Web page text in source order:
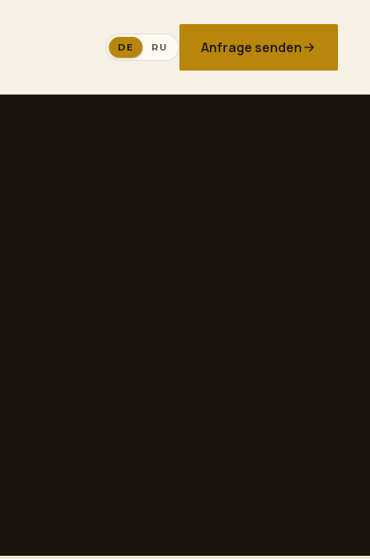
DE RU Anfrage senden